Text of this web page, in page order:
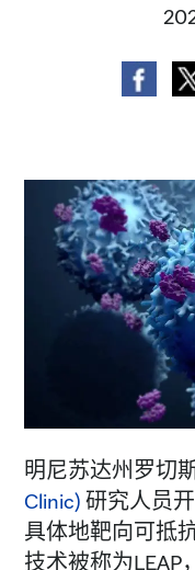
明尼苏达州罗切
Clinic) 研究人员
具体地靶向可抵
技术被称为LEAP